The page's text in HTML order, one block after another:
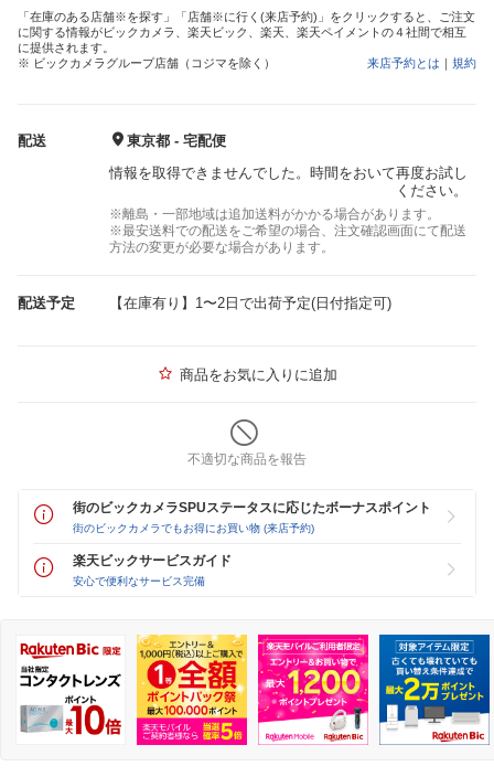
「在庫のある店舗※を探す」「店舗※に行く(来店予約)」をクリックすると、ご注文
に関する情報がビックカメラ、楽天ビック、楽天、楽天ペイメントの４社間で相互
に提供されます。
※ ビックカメラグループ店舗（コジマを除く）
来店予約とは ｜ 規約
配送
東京都 - 宅配便
情報を取得できませんでした。時間をおいて再度お試し
ください。
※離島・一部地域は追加送料がかかる場合があります。
※最安送料での配送をご希望の場合、注文確認画面にて配送
方法の変更が必要な場合があります。
配送予定 【在庫有り】1〜2日で出荷予定(日付指定可)
商品をお気に入りに追加
不適切な商品を報告
街のビックカメラSPUステータスに応じたボーナスポイント
街のビックカメラでもお得にお買い物 (来店予約)
楽天ビックサービスガイド
安心で便利なサービス完備